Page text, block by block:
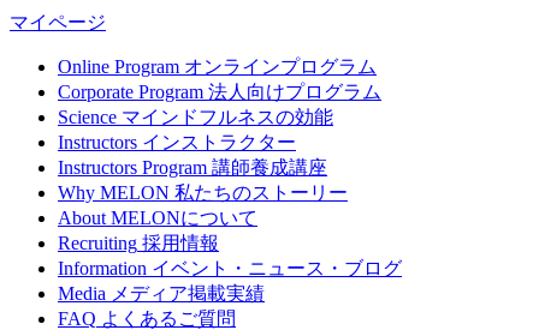
マイページ
Online Program オンラインプログラム
Corporate Program 法人向けプログラム
Science マインドフルネスの効能
Instructors インストラクター
Instructors Program 講師養成講座
Why MELON 私たちのストーリー
About MELONについて
Recruiting 採用情報
Information イベント・ニュース・ブログ
Media メディア掲載実績
FAQ よくあるご質問